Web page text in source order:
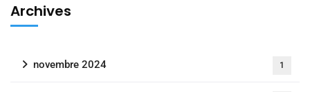
Archives
novembre 2024 1